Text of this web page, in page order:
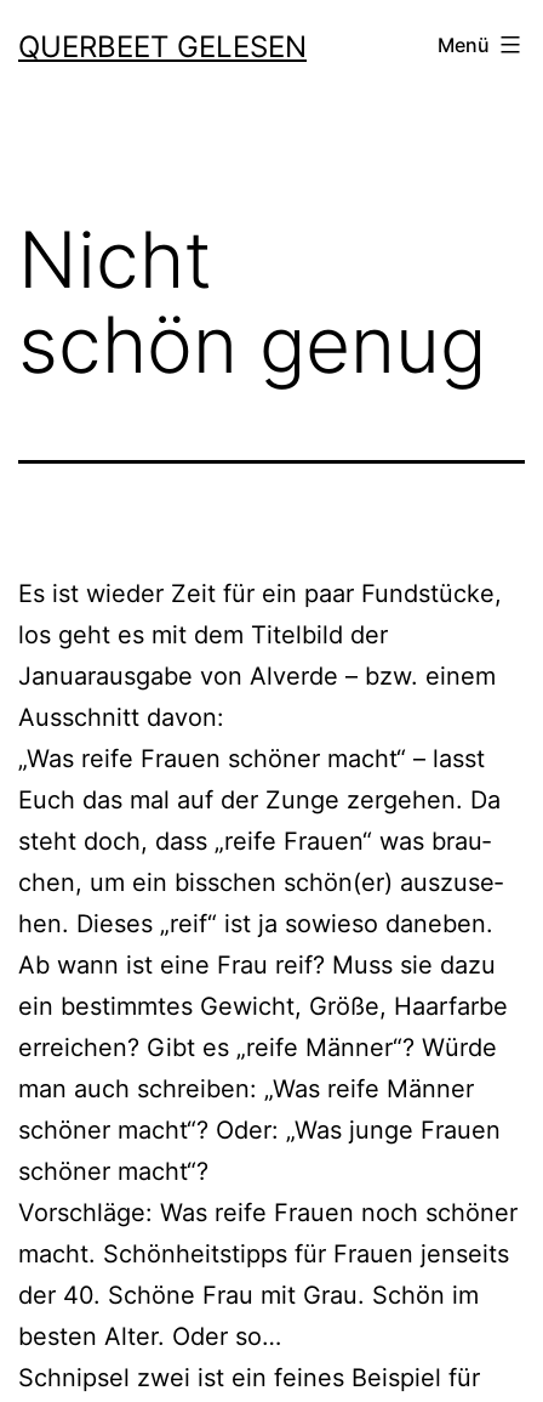
Inhalt
QUERBEET GELESEN Menü
Nicht
schön genug
Es ist wie­der Zeit für ein paar Fundstücke,
los geht es mit dem Titelbild der
Januarausgabe von Alverde – bzw. einem
Ausschnitt davon:
„Was rei­fe Frauen schö­ner macht“ – lasst
Euch das mal auf der Zunge zer­ge­hen. Da
steht doch, dass „rei­fe Frauen“ was brau­
chen, um ein biss­chen schön(er) aus­zu­se­
hen. Dieses „reif“ ist ja sowie­so dane­ben.
Ab wann ist eine Frau reif? Muss sie dazu
ein bestimm­tes Gewicht, Größe, Haarfarbe
errei­chen? Gibt es „rei­fe Männer“? Würde
man auch schrei­ben: „Was rei­fe Männer
schö­ner macht“? Oder: „Was jun­ge Frauen
schö­ner macht“?
Vorschläge: Was rei­fe Frauen noch schö­ner
macht. Schönheitstipps für Frauen jen­seits
der 40. Schöne Frau mit Grau. Schön im
bes­ten Alter. Oder so…
Schnipsel zwei ist ein fei­nes Beispiel für